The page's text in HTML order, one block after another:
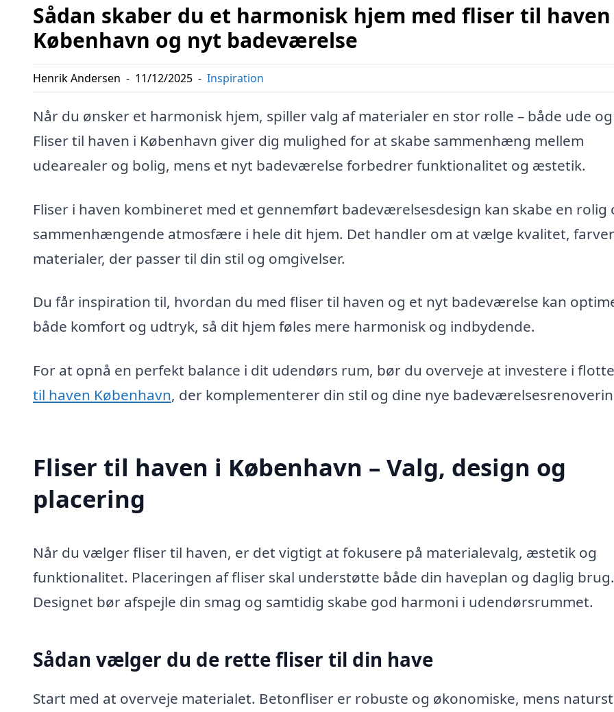
Sådan skaber du et harmonisk hjem med fliser til haven
København og nyt badeværelse
Henrik Andersen - 11/12/2025 - Inspiration
Når du ønsker et harmonisk hjem, spiller valg af materialer en stor rolle – både ude
Fliser til haven i København giver dig mulighed for at skabe sammenhæng mellem
udearealer og bolig, mens et nyt badeværelse forbedrer funktionalitet og æstetik.
Fliser i haven kombineret med et gennemført badeværelsesdesign kan skabe en rolig
sammenhængende atmosfære i hele dit hjem. Det handler om at vælge kvalitet,
materialer, der passer til din stil og omgivelser.
Du får inspiration til, hvordan du med fliser til haven og et nyt badeværelse kan
både komfort og udtryk, så dit hjem føles mere harmonisk og indbydende.
For at opnå en perfekt balance i dit udendørs rum, bør du overveje at investere i flotte
til haven København, der komplementerer din stil og dine nye
Fliser til haven i København – Valg, design og
placering
Når du vælger fliser til haven, er det vigtigt at fokusere på materialevalg, æstetik og
funktionalitet. Placeringen af fliser skal understøtte både din haveplan og daglig brug.
Designet bør afspejle din smag og samtidig skabe god harmoni i udendørsrummet.
Sådan vælger du de rette fliser til din have
Start med at overveje materialet. Betonfliser er robuste og økonomiske, mens